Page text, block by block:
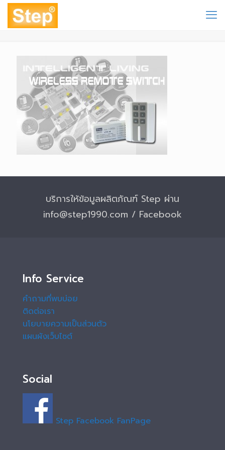
บริการให้ข้อมูลผลิตภัณฑ์ Step ผ่าน
info@step1990.com / Facebook
Info Service
คำถามที่พบบ่อย
ติดต่อเรา
นโยบายความเป็นส่วนตัว
แผนผังเว็บไซต์
Social
Step Facebook FanPage